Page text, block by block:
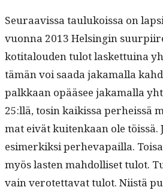
Seu­raavis­sa taulukois­sa on
vuon­na 2013 Helsin­gin
koti­talouden tulot las­ket­tuina
tämän voi saa­da jaka­mal­la
palkkaan opääsee jaka­mal­la
25:llä, tosin kaikissa per­heis­sä
mat eivät kuitenkaan ole töis­sä.
esimerkik­si per­he­vap­ail­la.
myös las­ten mah­dol­liset tulot.
vain verotet­ta­vat tulot. Niistä